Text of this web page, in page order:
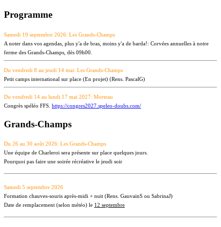
Programme
Samedi 19 septembre 2026: Les Grands-Champs
A noter dans vos agendas, plus y'a de bras, moins y'a de barda!: Corvées annuelles à notre
ferme des Grands-Champs, dès 09h00.
Du vendredi 8 au jeudi 14 mai: Les Grands-Champs
Petit camps international sur place (En projet) (Rens. PascalG)
Du vendredi 14 au lundi 17 mai 2027: Morteau
Congrès spéléo FFS. https://congres2027.speleo-doubs.com/
Grands-Champs
Du 26 au 30 août 2026: Les Grands-Champs
Une équipe de Charleroi sera présente sur place quelques jours.
Pourquoi pas faire une soirée récréative le jeudi soir
Samedi 5 septembre 2026
Formation chauves-souris après-midi + nuit (Rens. GauvainS ou SabrinaJ)
Date de remplacement (selon météo) le 12 septembre